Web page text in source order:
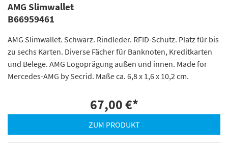
AMG Slimwallet
B66959461
AMG Slimwallet. Schwarz. Rindleder. RFID-Schutz. Platz für bis
zu sechs Karten. Diverse Fächer für Banknoten, Kreditkarten
und Belege. AMG Logoprägung außen und innen. Made for
Mercedes-AMG by Secrid. Maße ca. 6,8 x 1,6 x 10,2 cm.
67,00 €*
ZUM PRODUKT